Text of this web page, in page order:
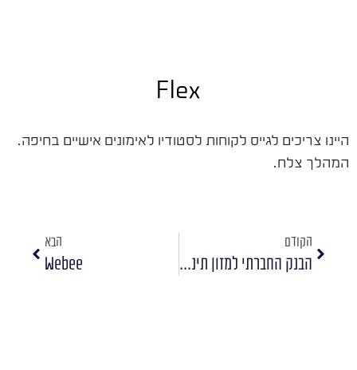
Flex
היינו צריכים לגייס לקוחות לסטודיו לאימונים אישיים בחיפה.
המהלך צלח.
הקודם
הבנק החברתי למזון תינוקות
הבא
Webee